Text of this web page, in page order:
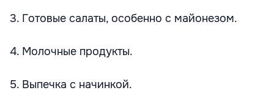
3. Готовые салаты, особенно с майонезом.
4. Молочные продукты.
5. Выпечка с начинкой.